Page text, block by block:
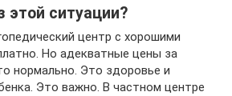
этой ситуации?
центр с хорошими
Но адекватные цены за
нормально. Это здоровье и
Это важно. В частном центре